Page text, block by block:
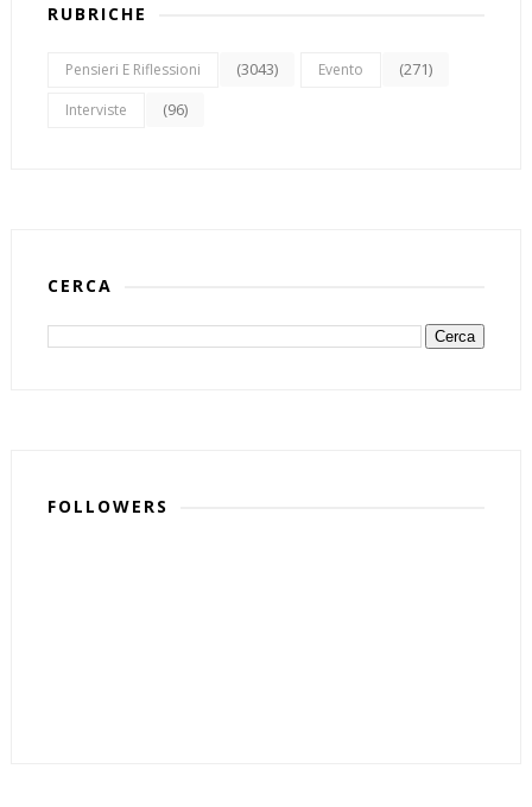
RUBRICHE
Pensieri E Riflessioni (3043) Evento (271)
Interviste (96)
CERCA
FOLLOWERS